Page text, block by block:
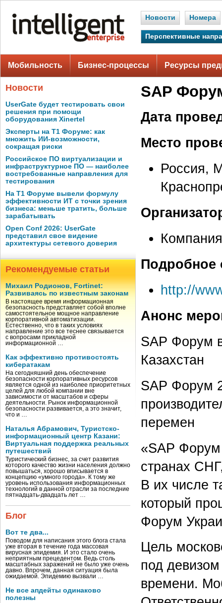
Новости Номера
Перспективные
Мобильность Бизнес-процессы Ресурсы
Новости
UserGate будет тестировать свои
решения при помощи
оборудования Xinertel
Эксперты на Т1 Форуме: как
множить ИИ-возможности,
сокращая риски
Российское ПО виртуализации и
инфраструктурное ПО — наиболее
востребованные направления для
тестирования
На Т1 Форуме вывели формулу
эффективности ИТ с точки зрения
бизнеса: меньше тратить, больше
зарабатывать
Open Conf 2026: UserGate
представил свое видение
архитектуры сетевого доверия
Рекомендуемые статьи
Михаил Родионов, Fortinet:
Развиваясь по известным законам
В настоящее время информационная
безопасность представляет собой вполне
самостоятельное мощное направление
корпоративной автоматизации.
Естественно, что в таких условиях
направление это все теснее связывается
с вопросами прикладной
информационной …
Как эффективно противостоять
кибератакам
На сегодняшний день обеспечение
безопасности корпоративных ресурсов
является одной из наиболее приоритетных
целей для любой компании вне
зависимости от масштабов и сферы
деятельности. Рынок информационной
безопасности развивается, а это значит,
что и …
Наталья Абрамович, Туристско-
информационный центр Казани:
Виртуальная поддержка реальных
путешествий
Туристический бизнес, за счет развития
которого качество жизни населения должно
повышаться, хорошо вписывается в
концепцию «умного города». К тому же
уровень использования информационных
технологий в данной отрасли за последние
пятнадцать-двадцать лет …
Блог
Вот те два...
Поводом для написания этого блога стала
уже вторая в течение года массовая
вирусная эпидемия. И это стало очень
неприятным прецедентом. Ведь столь
масштабных заражений не было уже очень
давно. Впрочем, данная ситуация была
ожидаемой. Эпидемию вызвали …
Не все апдейты одинаково
полезны
SAP
Дата
Место
Россия,
Подробное
http://
Анонс
SAP Форум
Казахстан
SAP Форум
перемен
«SAP Форум
странах
В их числе
который
Форум
Цель
под
времени.